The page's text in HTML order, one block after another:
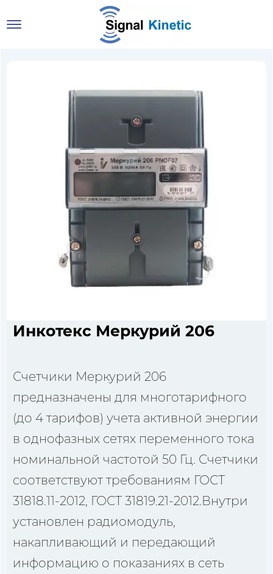
Инкотекс Меркурий 206
Счетчики Меркурий 206
предназначены для многотарифного
(до 4 тарифов) учета активной энергии
в однофазных сетях переменного тока
номинальной частотой 50 Гц. Счетчики
соответствуют требованиям ГОСТ
31818.11-2012, ГОСТ 31819.21-2012.Внутри
установлен радиомодуль,
накапливающий и передающий
информацию о показаниях в сеть